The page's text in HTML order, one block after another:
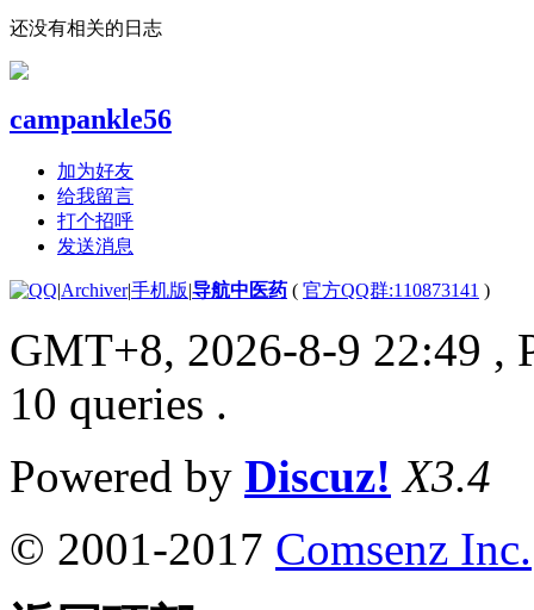
还没有相关的日志
campankle56
加为好友
给我留言
打个招呼
发送消息
|Archiver|手机版|导航中医药 ( 官方QQ群:110873141 )
GMT+8, 2026-8-9 22:49 ,
10 queries .
Powered by Discuz! X3.4
© 2001-2017 Comsenz Inc.